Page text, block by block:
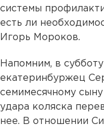
системы
есть ли
Игорь Мороков.
Напомним, в
екатеринбуржец
семимесячному
удара коляска
нее. В отношении